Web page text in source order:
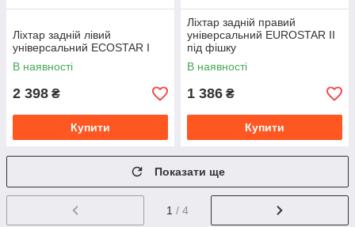
Ліхтар задній лівий
універсальний ECOSTAR I
В наявності
2 398 ₴
Купити
Ліхтар задній правий
універсальний EUROSTAR II
під фішку
В наявності
1 386 ₴
Купити
Показати ще
1 / 4